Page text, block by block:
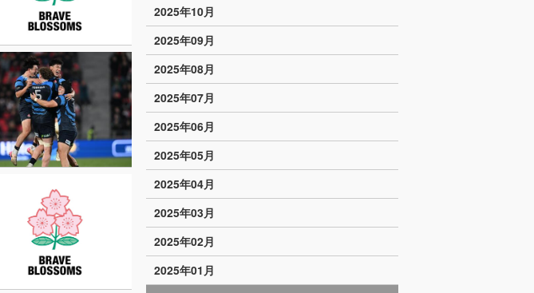
2025年10月
2025年09月
2025年08月
2025年07月
2025年06月
2025年05月
2025年04月
2025年03月
2025年02月
2025年01月